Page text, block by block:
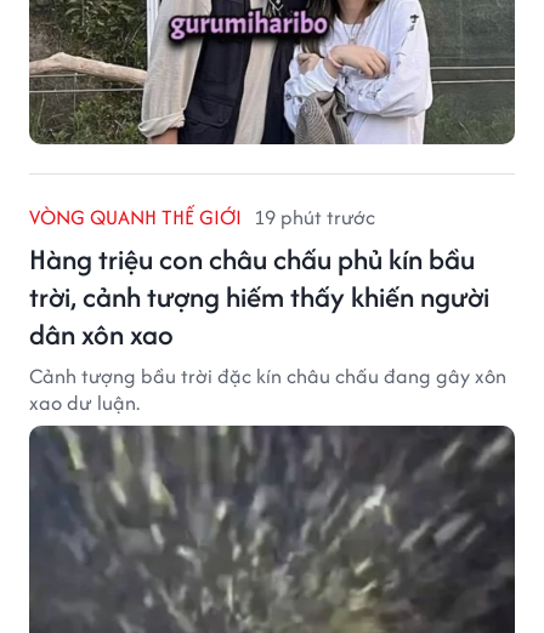
VÒNG QUANH THẾ GIỚI 19 phút trước
Hàng triệu con châu chấu phủ kín bầu
trời, cảnh tượng hiếm thấy khiến người
dân xôn xao
Cảnh tượng bầu trời đặc kín châu chấu đang gây xôn
xao dư luận.